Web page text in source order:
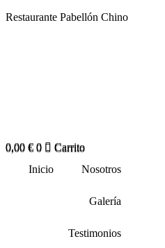
Restaurante Pabellón Chino
0,00 € 0 Carrito
0,00 € 0
Carrito
Inicio
Nosotros
Galería
Testimonios